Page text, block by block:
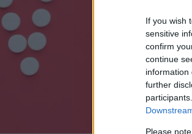
If you wish
sensitive
confirm
continue
information
further
Please